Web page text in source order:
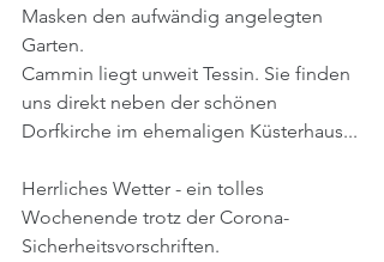
Masken den aufwändig angelegten
Garten.
Cammin liegt unweit Tessin. Sie finden
uns direkt neben der schönen
Dorfkirche im ehemaligen Küsterhaus...
Herrliches Wetter - ein tolles
Wochenende trotz der Corona-
Sicherheitsvorschriften.